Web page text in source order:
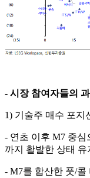
- 시장 참여자들의
1) 기술주 매수 포지
- 연초 이후 M7 중심
까지 활발한 상태 유
- M7를 합산한 풋/콜